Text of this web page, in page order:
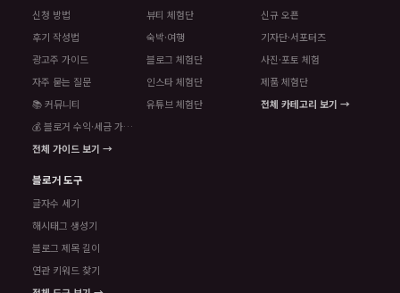
신청 방법
후기 작성법
광고주 가이드
자주 묻는 질문
📚 커뮤니티
💰 블로거 수익·세금 가이드
전체 가이드 보기 →
뷰티 체험단
숙박·여행
블로그 체험단
인스타 체험단
유튜브 체험단
신규 오픈
기자단·서포터즈
사진·포토 체험
제품 체험단
전체 카테고리 보기 →
블로거 도구
글자수 세기
해시태그 생성기
블로그 제목 길이
연관 키워드 찾기